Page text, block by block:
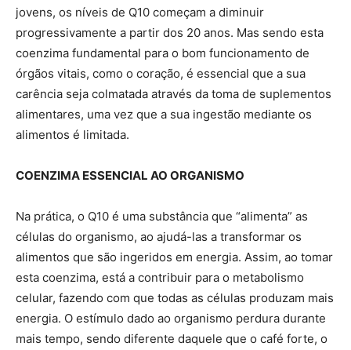
jovens, os níveis de Q10 começam a diminuir
progressivamente a partir dos 20 anos. Mas sendo esta
coenzima fundamental para o bom funcionamento de
órgãos vitais, como o coração, é essencial que a sua
carência seja colmatada através da toma de suplementos
alimentares, uma vez que a sua ingestão mediante os
alimentos é limitada.
COENZIMA ESSENCIAL AO ORGANISMO
Na prática, o Q10 é uma substância que “alimenta” as
células do organismo, ao ajudá-las a transformar os
alimentos que são ingeridos em energia. Assim, ao tomar
esta coenzima, está a contribuir para o metabolismo
celular, fazendo com que todas as células produzam mais
energia. O estímulo dado ao organismo perdura durante
mais tempo, sendo diferente daquele que o café forte, o